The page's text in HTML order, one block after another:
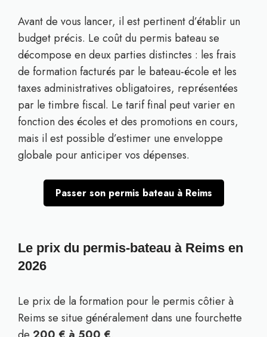
Avant de vous lancer, il est pertinent d’établir un
budget précis. Le coût du permis bateau se
décompose en deux parties distinctes : les frais
de formation facturés par le bateau-école et les
taxes administratives obligatoires, représentées
par le timbre fiscal. Le tarif final peut varier en
fonction des écoles et des promotions en cours,
mais il est possible d’estimer une enveloppe
globale pour anticiper vos dépenses.
Passer son permis bateau à Reims
Le prix du permis-bateau à Reims en
2026
Le prix de la formation pour le permis côtier à
Reims se situe généralement dans une fourchette